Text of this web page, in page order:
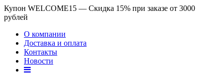
Купон WELCOME15 — Скидка 15% при заказе от 3000
рублей
О компании
Доставка и оплата
Контакты
Новости